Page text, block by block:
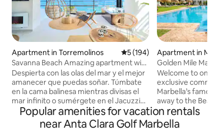
Apartment in Torremolinos 5 out of 5 average rating,
5 (194)
Savanna Beach Amazing apartment with
jacuzzi
Despierta con las olas del mar y el mejor
amanecer que puedas soñar. Túmbate
en la cama balinesa mientras divisas el
mar infinito o sumérgete en el Jacuzzi
climatizado mientras te tomas una copa
de cava. El Savanna Beach está pensado
para pasar unas vacaciones relajantes en
Apartment in
Golden Mile
Welcome to one
exclusive
Marbella’s
away to the
Club+Puente
Puerto Banus,
Popular amenities for vacation rentals
near Anta Clara Golf Marbella